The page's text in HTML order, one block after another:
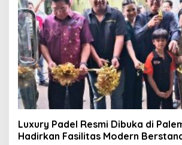
Luxury Padel Resmi Dibuka di
Hadirkan Fasilitas Modern